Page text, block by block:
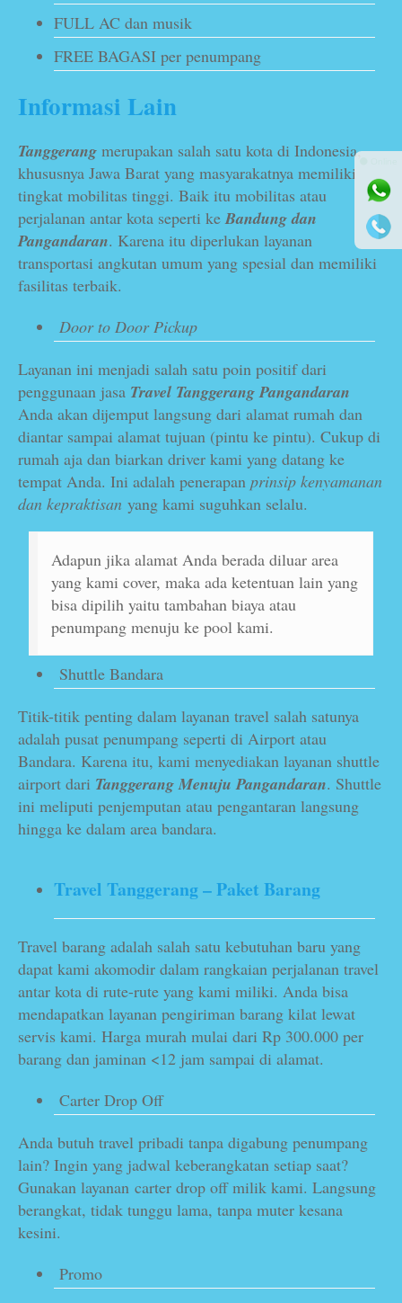
FULL AC dan musik
FREE BAGASI per penumpang
Informasi Lain
Tanggerang merupakan salah satu kota di Indonesia,
khususnya Jawa Barat yang masyarakatnya memiliki
tingkat mobilitas tinggi. Baik itu mobilitas atau
perjalanan antar kota seperti ke Bandung dan
Pangandaran. Karena itu diperlukan layanan
transportasi angkutan umum yang spesial dan memiliki
fasilitas terbaik.
Door to Door Pickup
Layanan ini menjadi salah satu poin positif dari
penggunaan jasa Travel Tanggerang Pangandaran
Anda akan dijemput langsung dari alamat rumah dan
diantar sampai alamat tujuan (pintu ke pintu). Cukup di
rumah aja dan biarkan driver kami yang datang ke
tempat Anda. Ini adalah penerapan prinsip kenyamanan
dan kepraktisan yang kami suguhkan selalu.
Adapun jika alamat Anda berada diluar area
yang kami cover, maka ada ketentuan lain yang
bisa dipilih yaitu tambahan biaya atau
penumpang menuju ke pool kami.
Shuttle Bandara
Titik-titik penting dalam layanan travel salah satunya
adalah pusat penumpang seperti di Airport atau
Bandara. Karena itu, kami menyediakan layanan shuttle
airport dari TanggerangMenuju Pangandaran. Shuttle
ini meliputi penjemputan atau pengantaran langsung
hingga ke dalam area bandara.
Travel Tanggerang– Paket Barang
Travel barang adalah salah satu kebutuhan baru yang
dapat kami akomodir dalam rangkaian perjalanan travel
antar kota di rute-rute yang kami miliki. Anda bisa
mendapatkan layanan pengiriman barang kilat lewat
servis kami. Harga murah mulai dari Rp 300.000 per
barang dan jaminan <12 jam sampai di alamat.
Carter Drop Off
Anda butuh travel pribadi tanpa digabung penumpang
lain? Ingin yang jadwal keberangkatan setiap saat?
Gunakan layanan carter drop off milik kami. Langsung
berangkat, tidak tunggu lama, tanpa muter kesana
kesini.
Promo